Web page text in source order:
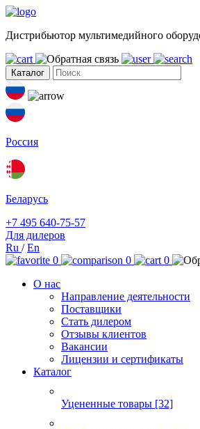
Дистрибьютор мультимедийного
Каталог
Россия
Беларусь
+7 495 640-75-57
Для дилеров
Ru /En
0
0
0
О нас
Направление деятельности
Поставщики
Стать дилером
Отзывы клиентов
Вакансии
Лицензии и сертификаты
Каталог
Уцененные товары [32]